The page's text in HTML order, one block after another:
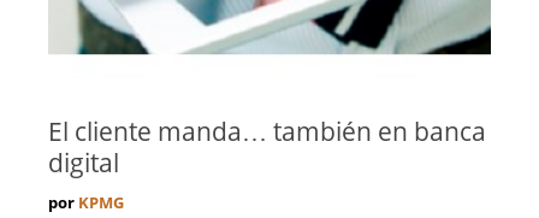
El cliente manda… también en banca
digital
por KPMG